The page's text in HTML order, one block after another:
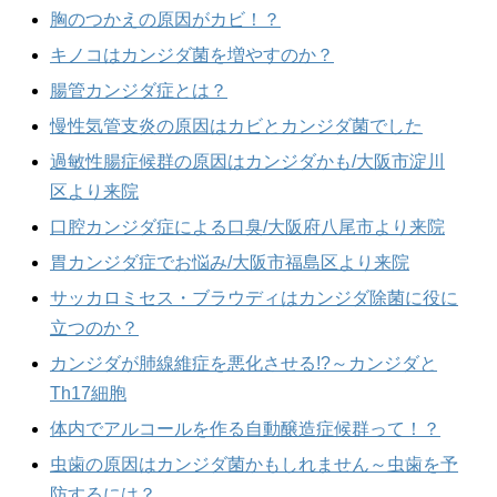
胸のつかえの原因がカビ！？
キノコはカンジダ菌を増やすのか？
腸管カンジダ症とは？
慢性気管支炎の原因はカビとカンジダ菌でした
過敏性腸症候群の原因はカンジダかも/大阪市淀川
区より来院
口腔カンジダ症による口臭/大阪府八尾市より来院
胃カンジダ症でお悩み/大阪市福島区より来院
サッカロミセス・ブラウディはカンジダ除菌に役に
立つのか？
カンジダが肺線維症を悪化させる!?～カンジダと
Th17細胞
体内でアルコールを作る自動醸造症候群って！？
虫歯の原因はカンジダ菌かもしれません～虫歯を予